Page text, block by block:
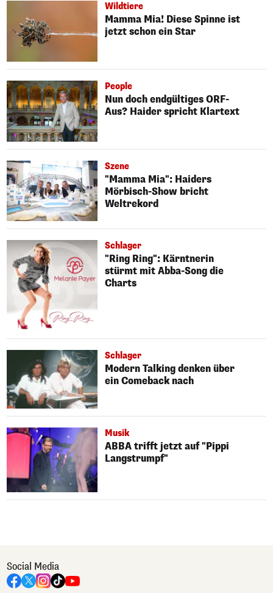
Wildtiere
Mamma Mia! Diese Spinne ist
jetzt schon ein Star
People
Nun doch endgültiges ORF-
Aus? Haider spricht Klartext
Szene
"Mamma Mia": Haiders
Mörbisch-Show bricht
Weltrekord
Schlager
"Ring Ring": Kärntnerin
stürmt mit Abba-Song die
Charts
Schlager
Modern Talking denken über
ein Comeback nach
Musik
ABBA trifft jetzt auf "Pippi
Langstrumpf"
Social Media